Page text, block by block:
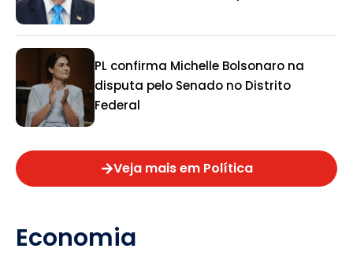
PL confirma Michelle Bolsonaro na
disputa pelo Senado no Distrito
Federal
Veja mais em Política
Economia